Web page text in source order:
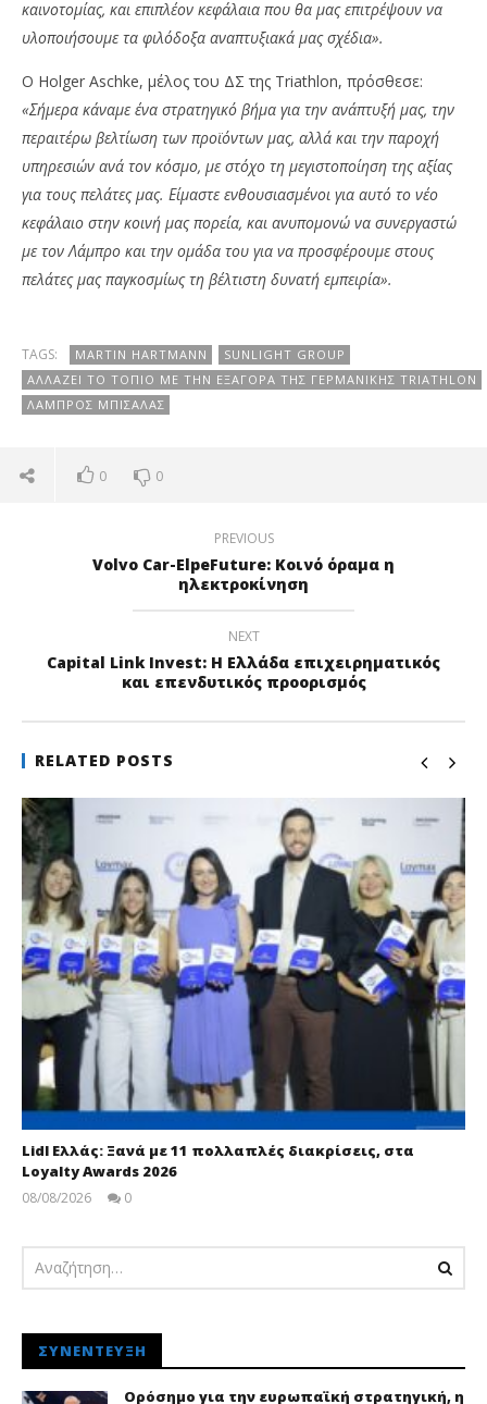
καινοτομίας, και επιπλέον κεφάλαια που θα μας επιτρέψουν να
υλοποιήσουμε τα φιλόδοξα αναπτυξιακά μας σχέδια».
Ο Holger Aschke, μέλος του ΔΣ της Triathlon, πρόσθεσε:
«Σήμερα κάναμε ένα στρατηγικό βήμα για την ανάπτυξή μας, την
περαιτέρω βελτίωση των προϊόντων μας, αλλά και την παροχή
υπηρεσιών ανά τον κόσμο, με στόχο τη μεγιστοποίηση της αξίας
για τους πελάτες μας. Είμαστε ενθουσιασμένοι για αυτό το νέο
κεφάλαιο στην κοινή μας πορεία, και ανυπομονώ να συνεργαστώ
με τον Λάμπρο και την ομάδα του για να προσφέρουμε στους
πελάτες μας παγκοσμίως τη βέλτιστη δυνατή εμπειρία».
TAGS: MARTIN HARTMANN
SUNLIGHT GROUP
ΑΛΛΆΖΕΙ ΤΟ ΤΟΠΊΟ ΜΕ ΤΗΝ ΕΞΑΓΟΡΆ ΤΗΣ ΓΕΡΜΑΝΙΚΉΣ TRIATHLON
ΛΆΜΠΡΟΣ ΜΠΊΣΑΛΑΣ
0 0
PREVIOUS
Volvo Car-ElpeFuture: Κοινό όραμα η
ηλεκτροκίνηση
NEXT
Capital Link Invest: Η Ελλάδα επιχειρηματικός
και επενδυτικός προορισμός
RELATED POSTS
Lidl Ελλάς: Ξανά με 11 πολλαπλές διακρίσεις, στα
Loyalty Awards 2026
08/08/2026
0
ΣΥΝΈΝΤΕΥΞΗ
Ορόσημο για την ευρωπαϊκή στρατηγική, η